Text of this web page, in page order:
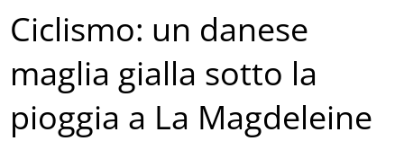
Ciclismo: un danese
maglia gialla sotto la
pioggia a La Magdeleine